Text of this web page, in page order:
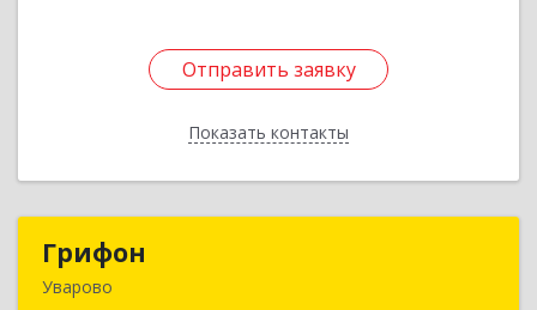
Отправить заявку
Показать контакты
Отправить заявку
Назад
Грифон
Уварово